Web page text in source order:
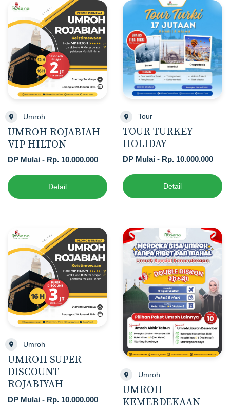
Umroh
UMROH ROJABIAH
VIP HILTON
DP Mulai - Rp. 10.000.000
Detail
Tour
TOUR TURKEY
HOLIDAY
DP Mulai - Rp. 10.000.000
Detail
Umroh
UMROH SUPER
DISCOUNT
ROJABIYAH
DP Mulai - Rp. 10.000.000
Umroh
UMROH
KEMERDEKAAN